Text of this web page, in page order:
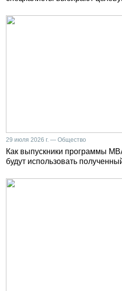
29 июля 2026 г. — Общество
Как выпускники программы
будут использовать